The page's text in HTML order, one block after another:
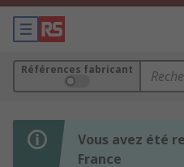
Références fabricant
Vous avez été
France